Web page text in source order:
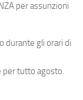
per assunzioni
durante gli orari di
per tutto agosto.